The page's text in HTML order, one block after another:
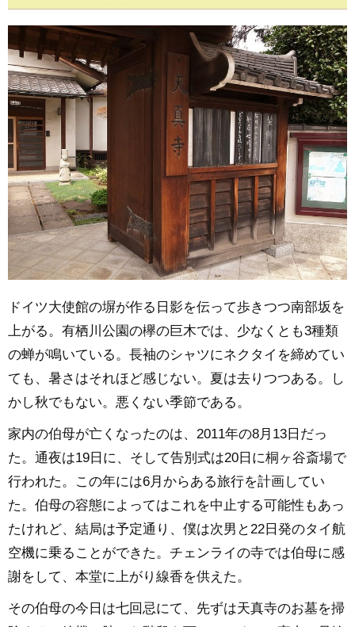
ドイツ大使館の塀が作る日影を伝って歩きつつ南部坂を
上がる。有栖川公園の欅の巨木では、少なくとも3種類
の蝉が鳴いている。長袖のシャツにネクタイを締めてい
ても、暑さはそれほど感じない。夏は去りつつある。し
かし秋でもない。悪くない季節である。
家内の伯母が亡くなったのは、2011年の8月13日だっ
た。通夜は19日に、そして告別式は20日に桐ヶ谷斎場で
行われた。この年には6月からある旅行を計画してい
た。伯母の容態によってはこれを中止する可能性もあっ
たけれど、結局は予定通り、僕は次男と22日発のタイ航
空機に乗ることができた。チェンライの寺では伯母に感
謝をして、本堂に上がり線香を供えた。
その伯母の今日は七回忌にて、先ずは天真寺のお墓を掃